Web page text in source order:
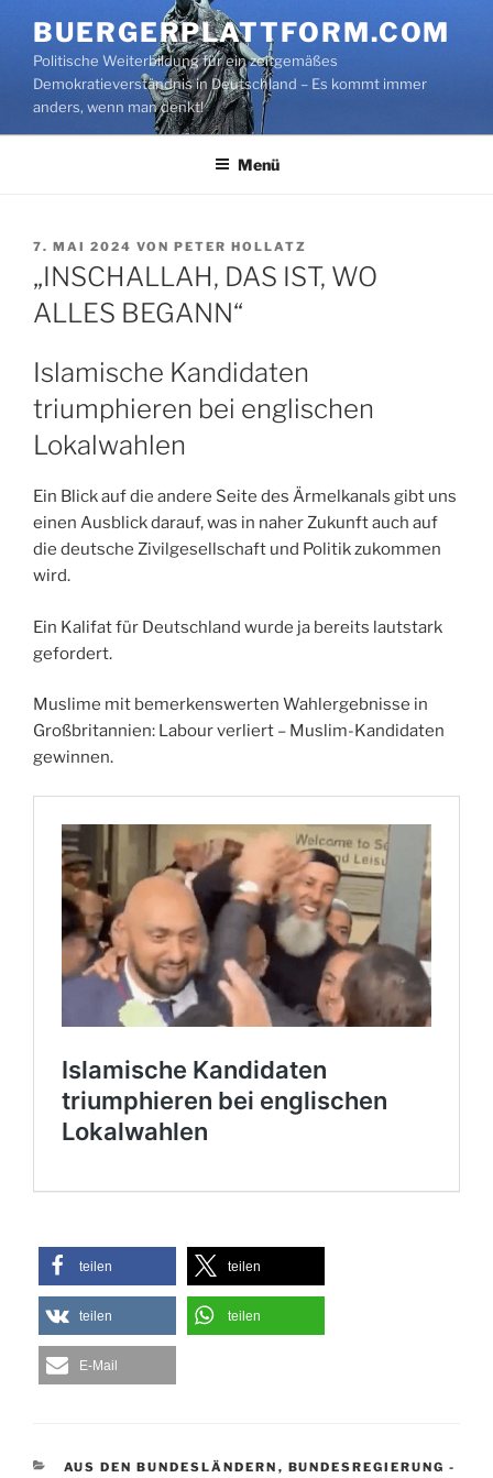
Inhalt
springen
BUERGERPLATTFORM.COM
Politische Weiterbildung für ein zeitgemäßes
Demokratieverständnis in Deutschland – Es kommt immer
anders, wenn man denkt!
Menü
VERÖFFENTLICHT
AM
7. MAI 2024 VON PETER HOLLATZ
„INSCHALLAH, DAS IST, WO
ALLES BEGANN“
Islamische Kandidaten
triumphieren bei englischen
Lokalwahlen
Ein Blick auf die andere Seite des Ärmelkanals gibt uns
einen Ausblick darauf, was in naher Zukunft auch auf
die deutsche Zivilgesellschaft und Politik zukommen
wird.
Ein Kalifat für Deutschland wurde ja bereits lautstark
gefordert.
Muslime mit bemerkenswerten Wahlergebnisse in
Großbritannien: Labour verliert – Muslim-Kandidaten
gewinnen.
teilen teilen
teilen teilen
E-Mail
KATEGORIEN
AUS DEN BUNDESLÄNDERN , BUNDESREGIERUNG -